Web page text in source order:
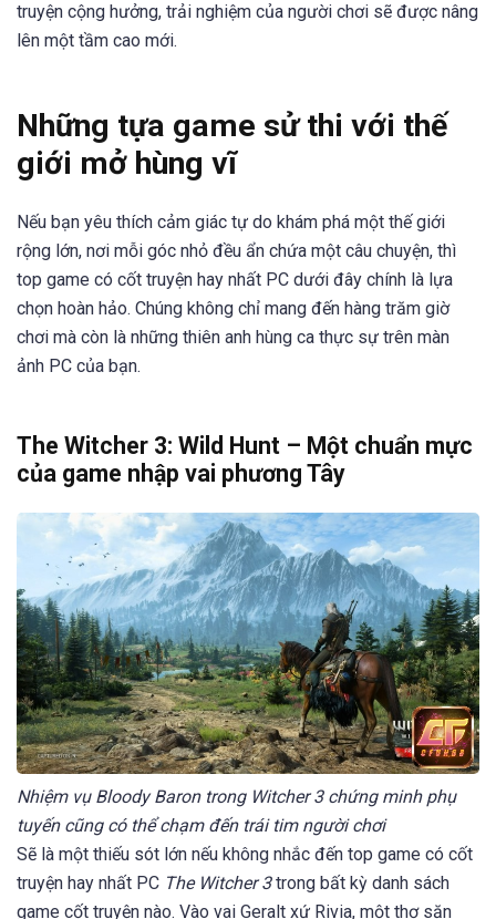
truyện cộng hưởng, trải nghiệm của người chơi sẽ được nâng
lên một tầm cao mới.
Những tựa game sử thi với thế
giới mở hùng vĩ
Nếu bạn yêu thích cảm giác tự do khám phá một thế giới
rộng lớn, nơi mỗi góc nhỏ đều ẩn chứa một câu chuyện, thì
top game có cốt truyện hay nhất PC dưới đây chính là lựa
chọn hoàn hảo. Chúng không chỉ mang đến hàng trăm giờ
chơi mà còn là những thiên anh hùng ca thực sự trên màn
ảnh PC của bạn.
The Witcher 3: Wild Hunt – Một chuẩn mực
của game nhập vai phương Tây
Nhiệm vụ Bloody Baron trong Witcher 3 chứng minh phụ
tuyến cũng có thể chạm đến trái tim người chơi
Sẽ là một thiếu sót lớn nếu không nhắc đến top game có cốt
truyện hay nhất PC The Witcher 3trong bất kỳ danh sách
game cốt truyện nào. Vào vai Geralt xứ Rivia, một thợ săn